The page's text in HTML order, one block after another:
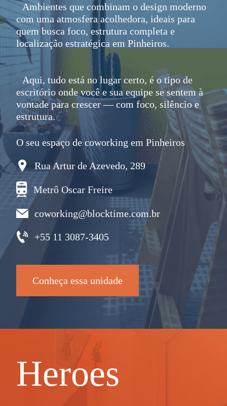
Ambientes que combinam o design moderno
com uma atmosfera acolhedora, ideais para
quem busca foco, estrutura completa e
localização estratégica em Pinheiros.
Aqui, tudo está no lugar certo, é o tipo de
escritório onde você e sua equipe se sentem à
vontade para crescer — com foco, silêncio e
estrutura.
O seu espaço de coworking em Pinheiros
Rua Artur de Azevedo, 289
Metrô Oscar Freire
coworking@blocktime.com.br
+55 11 3087-3405
Conheça essa unidade
Heroes